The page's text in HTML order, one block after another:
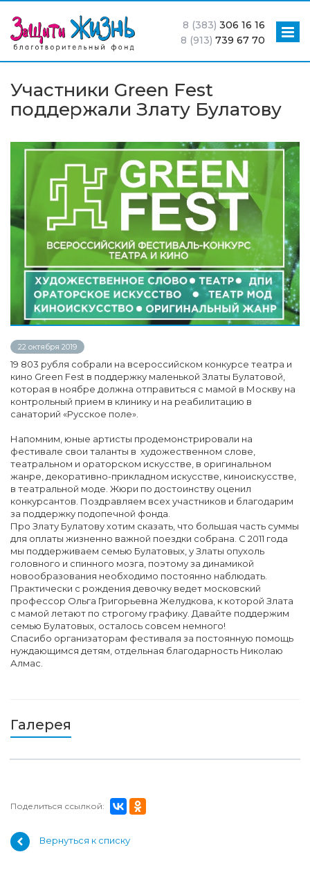
8 (383) 306 16 16
8 (913) 739 67 70
Участники Green Fest
поддержали Злату Булатову
22 октября 2019
19 803 рубля собрали на всероссийском конкурсе театра и
кино Green Fest в поддержку маленькой Златы Булатовой,
которая в ноябре должна отправиться с мамой в Москву на
контрольный прием в клинику и на реабилитацию в
санаторий «Русское поле».
Напомним, юные артисты продемонстрировали на
фестивале свои таланты в художественном слове,
театральном и ораторском искусстве, в оригинальном
жанре, декоративно-прикладном искусстве, киноискусстве,
в театральной моде. Жюри по достоинству оценил
конкурсантов. Поздравляем всех участников и благодарим
за поддержку подопечной фонда.
Про Злату Булатову хотим сказать, что большая часть суммы
для оплаты жизненно важной поездки собрана. С 2011 года
мы поддерживаем семью Булатовых, у Златы опухоль
головного и спинного мозга, поэтому за динамикой
новообразования необходимо постоянно наблюдать.
Практически с рождения девочку ведет московский
профессор Ольга Григорьевна Желудкова, к которой Злата
с мамой летают по строгому графику. Давайте поддержим
семью Булатовых, осталось совсем немного!
Спасибо организаторам фестиваля за постоянную помощь
нуждающимся детям, отдельная благодарность Николаю
Алмас.
Галерея
Поделиться ссылкой:
Вернуться к списку